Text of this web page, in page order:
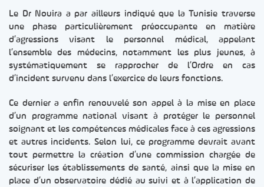
Le Dr Nouira a par ailleurs indiqué que la Tunisie traverse
une phase particulièrement préoccupante en matière
d’agressions visant le personnel médical, appelant
l’ensemble des médecins, notamment les plus jeunes, à
systématiquement se rapprocher de l’Ordre en cas
d’incident survenu dans l’exercice de leurs fonctions.
Ce dernier a enfin renouvelé son appel à la mise en place
d’un programme national visant à protéger le personnel
soignant et les compétences médicales face à ces agressions
et autres incidents. Selon lui, ce programme devrait avant
tout permettre la création d’une commission chargée de
sécuriser les établissements de santé, ainsi que la mise en
place d’un observatoire dédié au suivi et à l’application de